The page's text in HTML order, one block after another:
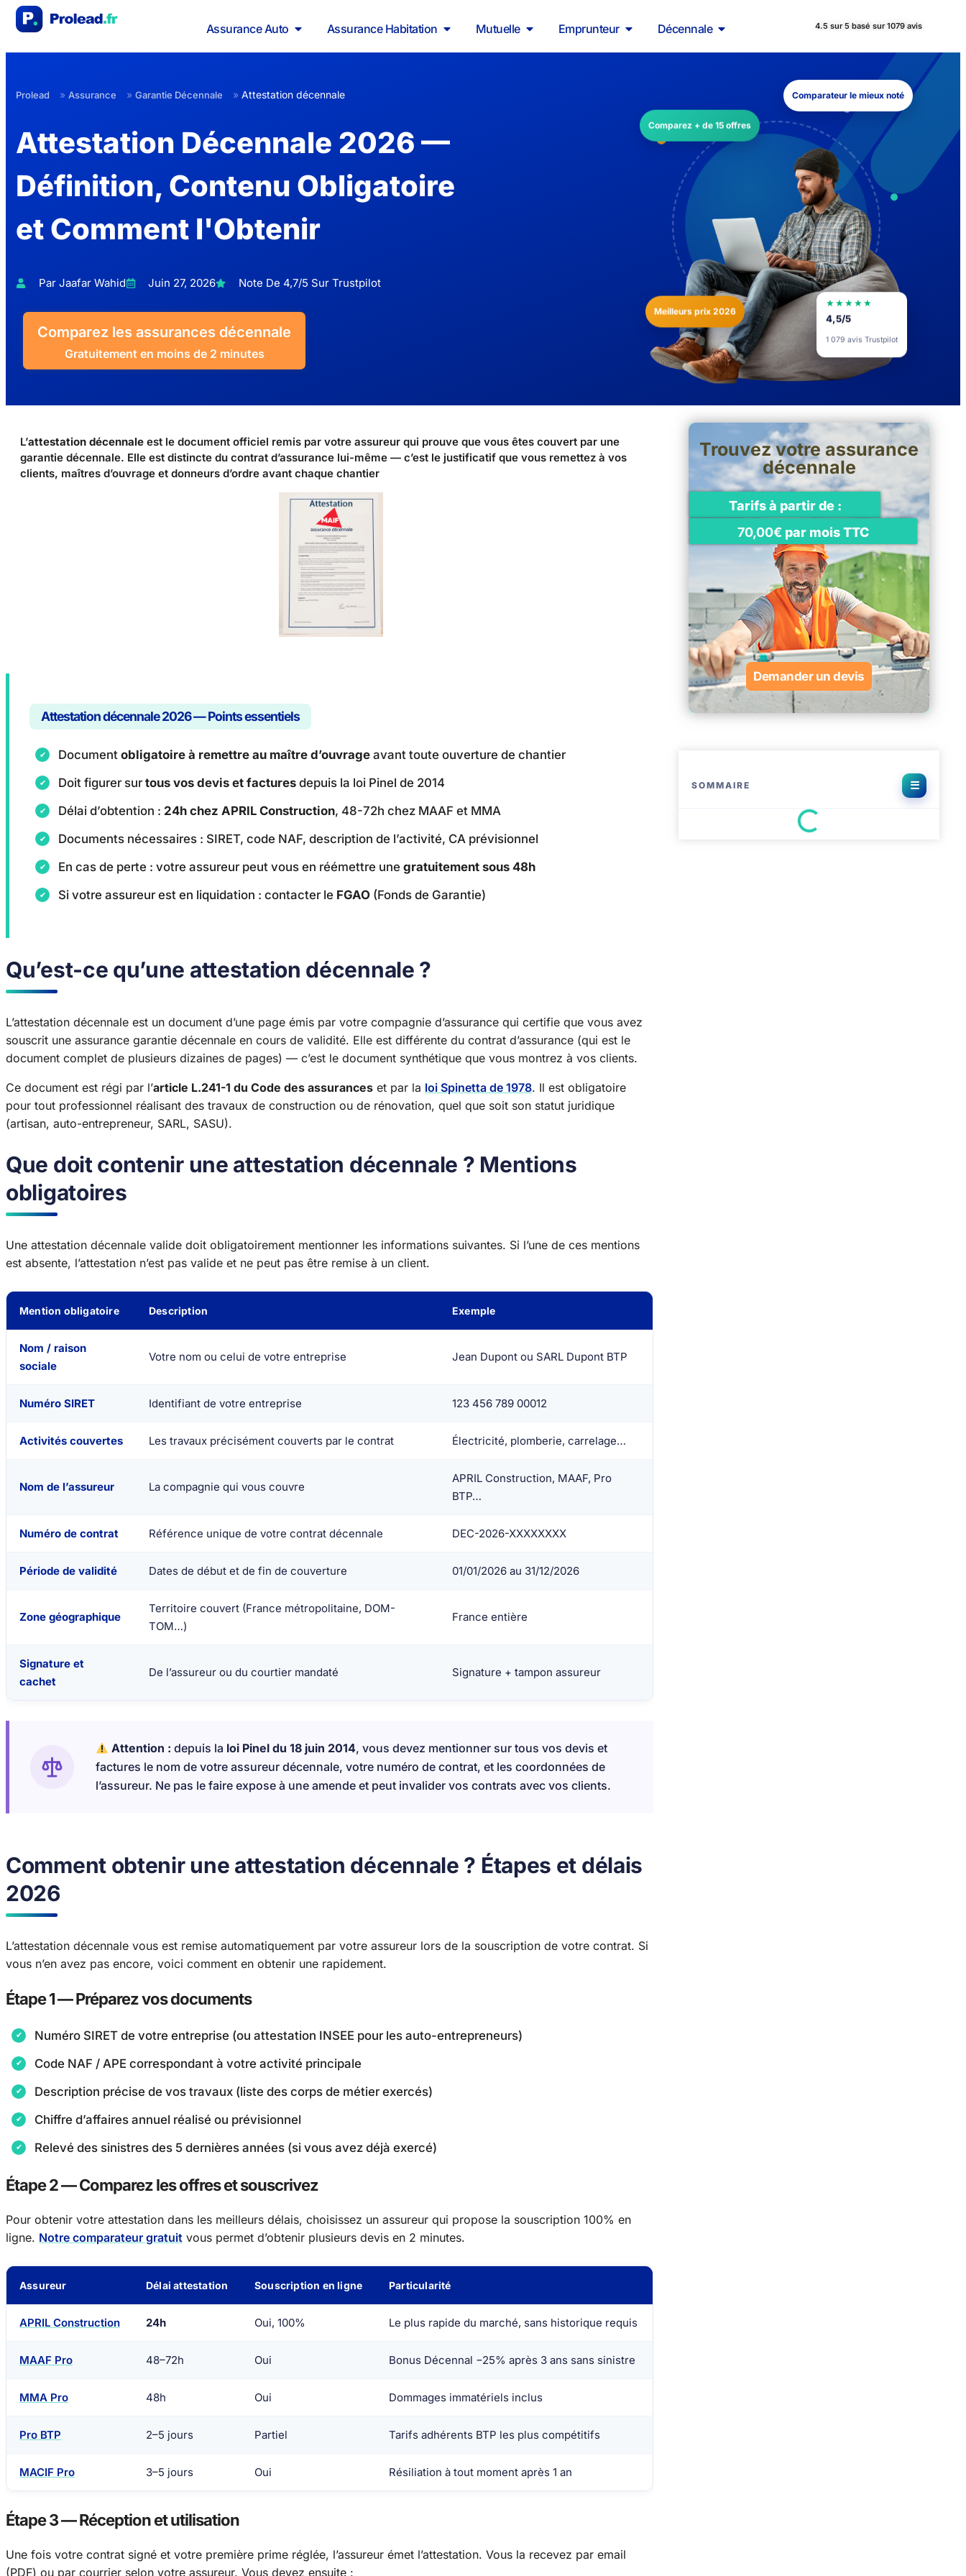
Assurance Auto Assurance Habitation Mutuelle Emprunteur Décennale 4.5 sur 5 basé sur 1079 avis
Prolead » Assurance » Garantie Décennale » Attestation décennale
Attestation Décennale 2026 —
Définition, Contenu Obligatoire
et Comment l'Obtenir
Par Jaafar Wahid Juin 27, 2026 Note De 4,7/5 Sur Trustpilot
Comparez les assurances décennale
Gratuitement en moins de 2 minutes
Comparez + de 15 offres
Meilleurs prix 2026
Comparateur le mieux noté
★★★★★
4,5/5
1 079 avis Trustpilot
L’attestation décennale est le document officiel remis par votre assureur qui prouve que vous êtes couvert par une
garantie décennale. Elle est distincte du contrat d’assurance lui-même — c’est le justificatif que vous remettez à vos
clients, maîtres d’ouvrage et donneurs d’ordre avant chaque chantier
Attestation décennale 2026 — Points essentiels
Document obligatoire à remettre au maître d’ouvrage avant toute ouverture de chantier
Doit figurer surtous vos devis et factures depuis la loi Pinel de 2014
Délai d’obtention : 24h chez APRIL Construction, 48-72h chez MAAF et MMA
Documents nécessaires : SIRET, code NAF, description de l’activité, CA prévisionnel
En cas de perte : votre assureur peut vous en réémettre une gratuitement sous 48h
Si votre assureur est en liquidation : contacter le FGAO (Fonds de Garantie)
Qu’est-ce qu’une attestation décennale ?
L’attestation décennale est un document d’une page émis par votre compagnie d’assurance qui certifie que vous avez
souscrit une assurance garantie décennale en cours de validité. Elle est différente du contrat d’assurance (qui est le
document complet de plusieurs dizaines de pages) — c’est le document synthétique que vous montrez à vos clients.
Ce document est régi par l’article L.241-1 du Code des assurances et par la loi Spinetta de 1978. Il est obligatoire
pour tout professionnel réalisant des travaux de construction ou de rénovation, quel que soit son statut juridique
(artisan, auto-entrepreneur, SARL, SASU).
Que doit contenir une attestation décennale ? Mentions
obligatoires
Une attestation décennale valide doit obligatoirement mentionner les informations suivantes. Si l’une de ces mentions
est absente, l’attestation n’est pas valide et ne peut pas être remise à un client.
Mention obligatoire Description Exemple
Nom / raison
sociale
Votre nom ou celui de votre entreprise Jean Dupont ou SARL Dupont BTP
Numéro SIRET Identifiant de votre entreprise 123 456 789 00012
Activités couvertes Les travaux précisément couverts par le contrat Électricité, plomberie, carrelage…
Nom de l’assureur La compagnie qui vous couvre
APRIL Construction, MAAF, Pro
BTP…
Numéro de contrat Référence unique de votre contrat décennale DEC-2026-XXXXXXXX
Période de validité Dates de début et de fin de couverture 01/01/2026 au 31/12/2026
Zone géographique
Territoire couvert (France métropolitaine, DOM-
TOM…)
France entière
Signature et
cachet
De l’assureur ou du courtier mandaté Signature + tampon assureur
Attention : depuis la loi Pinel du 18 juin 2014, vous devez mentionner sur tous vos devis et
factures le nom de votre assureur décennale, votre numéro de contrat, et les coordonnées de
l’assureur. Ne pas le faire expose à une amende et peut invalider vos contrats avec vos clients.
Comment obtenir une attestation décennale ? Étapes et délais
2026
L’attestation décennale vous est remise automatiquement par votre assureur lors de la souscription de votre contrat. Si
vous n’en avez pas encore, voici comment en obtenir une rapidement.
Étape 1 — Préparez vos documents
Numéro SIRET de votre entreprise (ou attestation INSEE pour les auto-entrepreneurs)
Code NAF / APE correspondant à votre activité principale
Description précise de vos travaux (liste des corps de métier exercés)
Chiffre d’affaires annuel réalisé ou prévisionnel
Relevé des sinistres des 5 dernières années (si vous avez déjà exercé)
Étape 2 — Comparez les offres et souscrivez
Pour obtenir votre attestation dans les meilleurs délais, choisissez un assureur qui propose la souscription 100% en
ligne. Notre comparateur gratuit vous permet d’obtenir plusieurs devis en 2 minutes.
Assureur Délai attestation Souscription en ligne Particularité
APRIL Construction 24h Oui, 100% Le plus rapide du marché, sans historique requis
MAAF Pro 48–72h Oui Bonus Décennal −25% après 3 ans sans sinistre
MMA Pro 48h Oui Dommages immatériels inclus
Pro BTP 2–5 jours Partiel Tarifs adhérents BTP les plus compétitifs
MACIF Pro 3–5 jours Oui Résiliation à tout moment après 1 an
Étape 3 — Réception et utilisation
Une fois votre contrat signé et votre première prime réglée, l’assureur émet l’attestation. Vous la recevez par email
(PDF) ou par courrier selon votre assureur. Vous devez ensuite :
SOMMAIRE
Trouvez votre assurance
décennale
Tarifs à partir de :
70,00€ par mois TTC
Demander un devis